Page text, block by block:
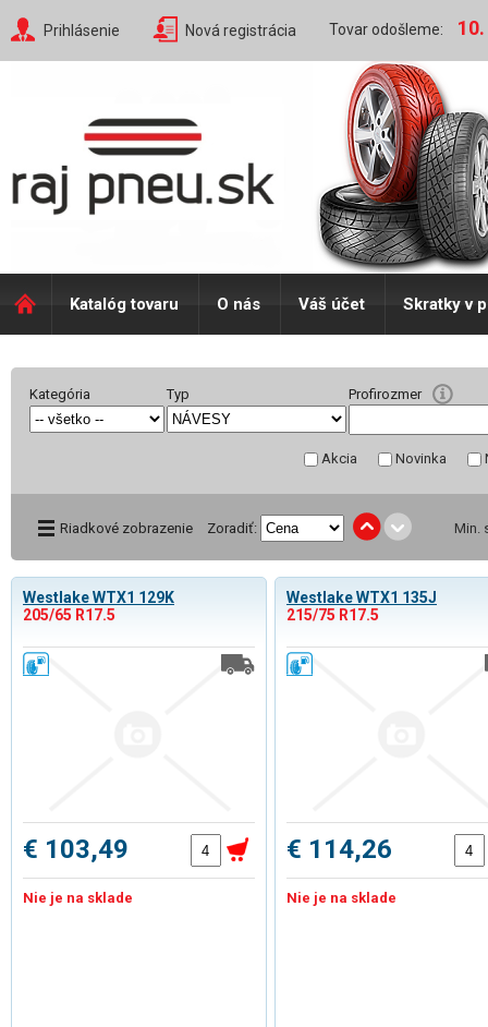
Prihlásenie Nová registrácia Tovar odošleme:
Katalóg tovaru O nás Váš účet Skratky v
Kategória Typ Profirozmer
Akcia Novinka
Min.
Riadkové zobrazenie Zoradiť:
Westlake WTX1 129K
205/65 R17.5
€ 103,49
Nie je na sklade
Westlake WTX1 135J
215/75 R17.5
€ 114,26
Nie je na sklade